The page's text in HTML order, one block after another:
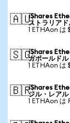
🇦🇺iShares
ストラリアド
1 ETHAon は
🇸🇬iShares
ガポールドル
1 ETHAon は
🇧🇷iShares
ジル・レアル
1 ETHAon は